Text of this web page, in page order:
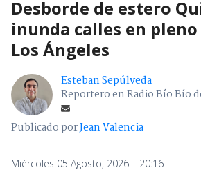
Desborde de estero
inunda calles en
Los Ángeles
Esteban Sepúlveda
Reportero en Radio Bío Bío
Publicado porJean Valencia
Miércoles 05 Agosto, 2026 | 20:16